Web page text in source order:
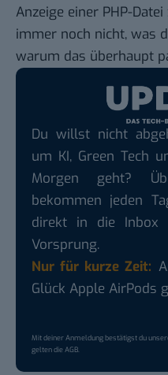
Anzeige einer PHP-
immer noch nicht, was
warum das überhaupt
Du willst nicht
um KI, Green Tech
Morgen geht?
bekommen jeden
direkt in die Inbox
Vorsprung.
Nur für kurze Zeit:
Glück Apple AirPods
Mit deiner Anmeldung bestätigst du
gelten dieAGB.